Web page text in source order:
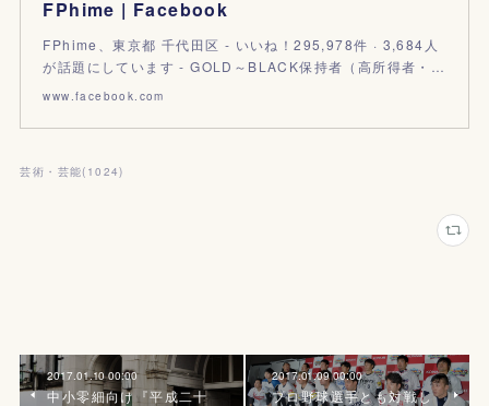
FPhime | Facebook
FPhime、東京都 千代田区 - いいね！295,978件 · 3,684人
が話題にしています - GOLD～BLACK保持者（高所得者・…
www.facebook.com
芸術・芸能( 1024)
2017.01.10 00:00
中小零細向け『平成二十
2017.01.09 00:00
プロ野球選手とも対戦し